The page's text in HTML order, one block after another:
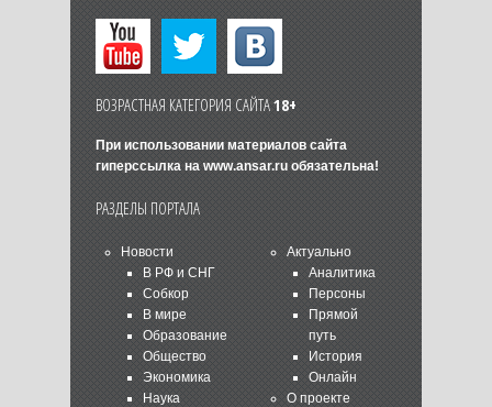
ВОЗРАСТНАЯ КАТЕГОРИЯ САЙТА18+
При использовании материалов сайта
гиперссылка на www.ansar.ruобязательна!
РАЗДЕЛЫ ПОРТАЛА
Новости
В РФ и СНГ
Собкор
В мире
Образование
Общество
Экономика
Наука
Актуально
Аналитика
Персоны
Прямой
путь
История
Онлайн
О проекте